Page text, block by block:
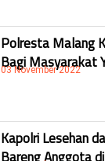
Polresta Malang
Bagi Masyarakat
03 November 2022
Kapolri Lesehan
Bareng Anggota